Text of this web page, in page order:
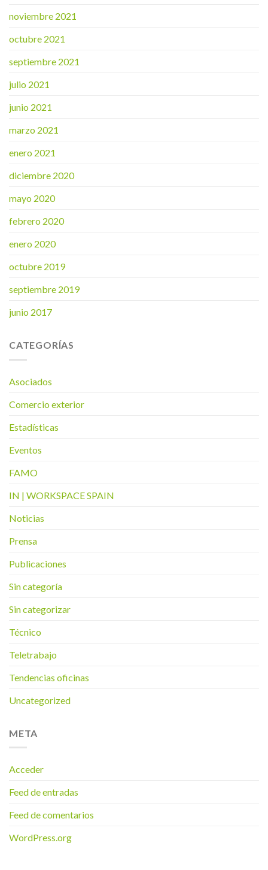
noviembre 2021
octubre 2021
septiembre 2021
julio 2021
junio 2021
marzo 2021
enero 2021
diciembre 2020
mayo 2020
febrero 2020
enero 2020
octubre 2019
septiembre 2019
junio 2017
CATEGORÍAS
Asociados
Comercio exterior
Estadísticas
Eventos
FAMO
IN | WORKSPACE SPAIN
Noticias
Prensa
Publicaciones
Sin categoría
Sin categorizar
Técnico
Teletrabajo
Tendencias oficinas
Uncategorized
META
Acceder
Feed de entradas
Feed de comentarios
WordPress.org